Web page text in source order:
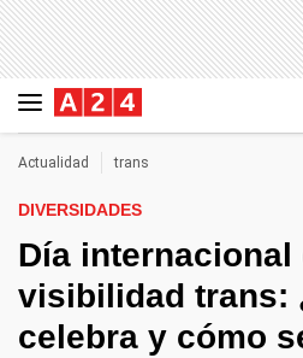
Actualidad trans
DIVERSIDADES
Día internacional
visibilidad trans:
celebra y cómo